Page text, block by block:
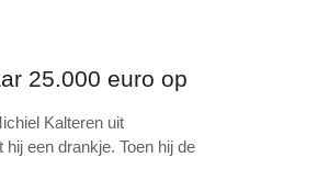
25.000 euro op
Kalteren uit
een drankje. Toen hij de